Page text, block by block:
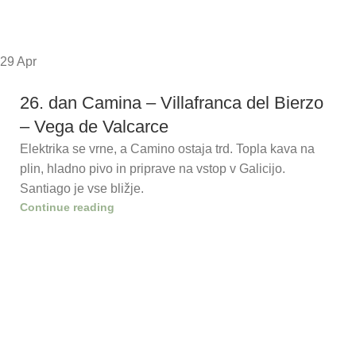
29 Apr
26. dan Camina – Villafranca del Bierzo
– Vega de Valcarce
Elektrika se vrne, a Camino ostaja trd. Topla kava na
plin, hladno pivo in priprave na vstop v Galicijo.
Santiago je vse bližje.
Continue reading